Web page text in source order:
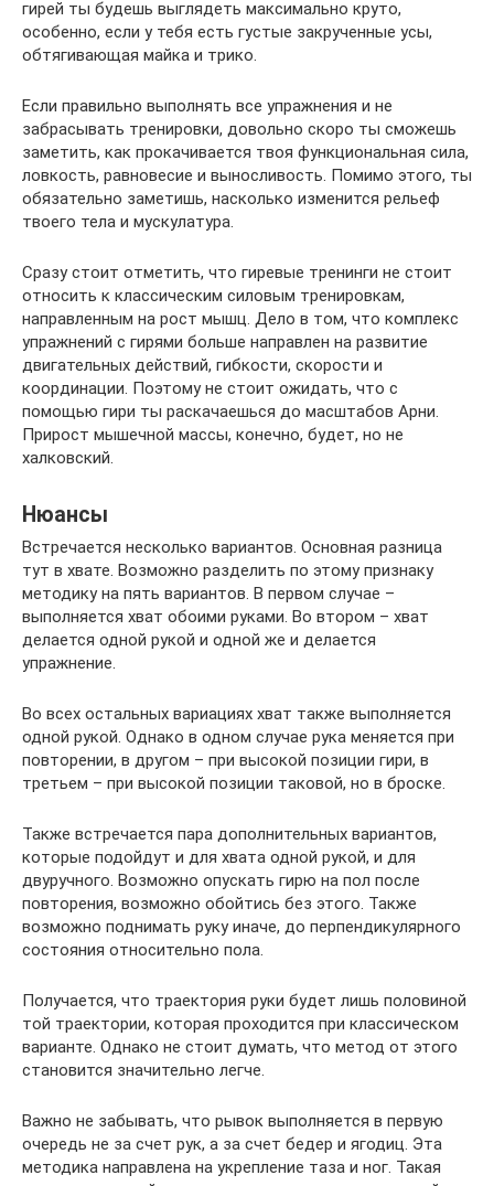
гирей ты будешь выглядеть максимально круто,
особенно, если у тебя есть густые закрученные усы,
обтягивающая майка и трико.
Если правильно выполнять все упражнения и не
забрасывать тренировки, довольно скоро ты сможешь
заметить, как прокачивается твоя функциональная сила,
ловкость, равновесие и выносливость. Помимо этого, ты
обязательно заметишь, насколько изменится рельеф
твоего тела и мускулатура.
Сразу стоит отметить, что гиревые тренинги не стоит
относить к классическим силовым тренировкам,
направленным на рост мышц. Дело в том, что комплекс
упражнений с гирями больше направлен на развитие
двигательных действий, гибкости, скорости и
координации. Поэтому не стоит ожидать, что с
помощью гири ты раскачаешься до масштабов Арни.
Прирост мышечной массы, конечно, будет, но не
халковский.
Нюансы
Встречается несколько вариантов. Основная разница
тут в хвате. Возможно разделить по этому признаку
методику на пять вариантов. В первом случае –
выполняется хват обоими руками. Во втором – хват
делается одной рукой и одной же и делается
упражнение.
Во всех остальных вариациях хват также выполняется
одной рукой. Однако в одном случае рука меняется при
повторении, в другом – при высокой позиции гири, в
третьем – при высокой позиции таковой, но в броске.
Также встречается пара дополнительных вариантов,
которые подойдут и для хвата одной рукой, и для
двуручного. Возможно опускать гирю на пол после
повторения, возможно обойтись без этого. Также
возможно поднимать руку иначе, до перпендикулярного
состояния относительно пола.
Получается, что траектория руки будет лишь половиной
той траектории, которая проходится при классическом
варианте. Однако не стоит думать, что метод от этого
становится значительно легче.
Важно не забывать, что рывок выполняется в первую
очередь не за счет рук, а за счет бедер и ягодиц. Эта
методика направлена на укрепление таза и ног. Такая